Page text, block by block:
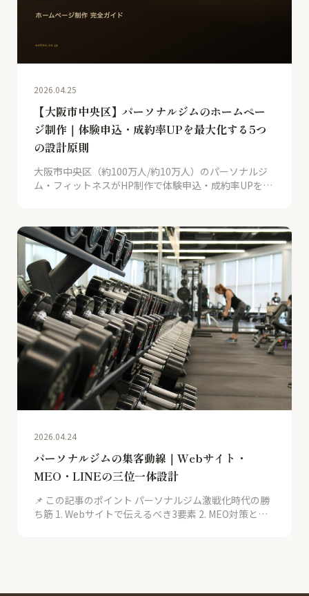
2026.04.25
【大阪市中央区】パーソナルジムのホームペー
ジ制作｜体験申込・成約率UPを最大化する5つ
の設計原則
大阪市中央区（約100万人/約10万人）のパーソナルジ
ム・フィットネスがHP制作で体験申込・成約率UPを実
2026.04.24
パーソナルジムの集客動線｜Webサイト・
MEO・LINEの三位一体設計
📌 この記事のポイント パーソナルジム激戦化時代の勝
ち筋 1. Webサイトで伝えるべき3要素 2. MEO対策と地